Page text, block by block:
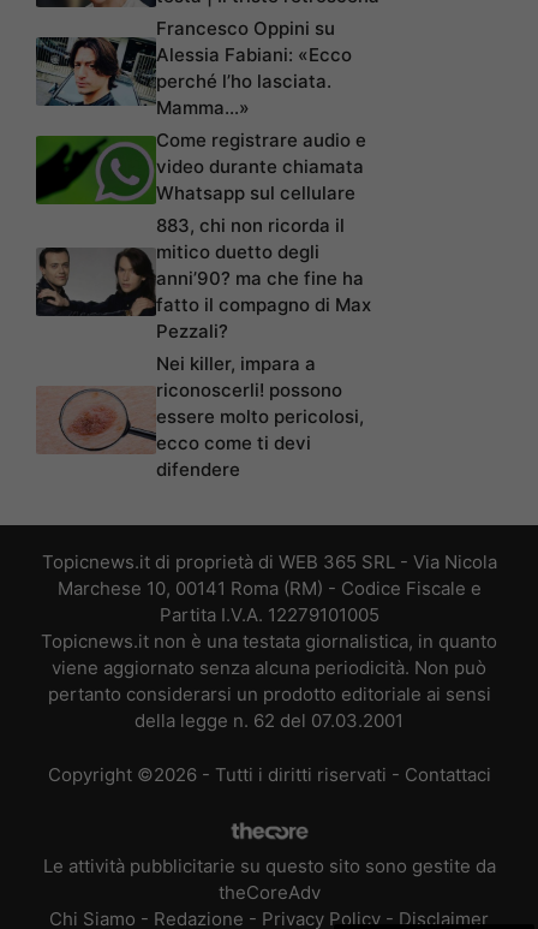
Francesco Oppini su
Alessia Fabiani: «Ecco
perché l’ho lasciata.
Mamma…»
Come registrare audio e
video durante chiamata
Whatsapp sul cellulare
883, chi non ricorda il
mitico duetto degli
anni’90? ma che fine ha
fatto il compagno di Max
Pezzali?
Nei killer, impara a
riconoscerli! possono
essere molto pericolosi,
ecco come ti devi
difendere
Topicnews.it di proprietà di WEB 365 SRL - Via Nicola
Marchese 10, 00141 Roma (RM) - Codice Fiscale e
Partita I.V.A. 12279101005
Topicnews.it non è una testata giornalistica, in quanto
viene aggiornato senza alcuna periodicità. Non può
pertanto considerarsi un prodotto editoriale ai sensi
della legge n. 62 del 07.03.2001
Copyright ©2026 - Tutti i diritti riservati - Contattaci
Le attività pubblicitarie su questo sito sono gestite da
theCoreAdv
Chi Siamo - Redazione - Privacy Policy - Disclaimer